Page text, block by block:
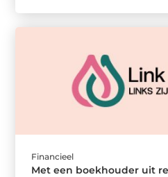
Financieel
Met een boekhouder uit